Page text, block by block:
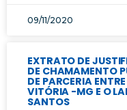
09/11/2020
EXTRATO DE
DE CHAMAMENTO
DE PARCERIA
VITÓRIA -MG E O
SANTOS